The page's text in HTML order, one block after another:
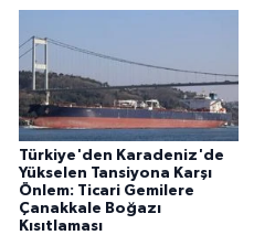
Türkiye'den Karadeniz'de
Yükselen Tansiyona Karşı
Önlem: Ticari Gemilere
Çanakkale Boğazı
Kısıtlaması